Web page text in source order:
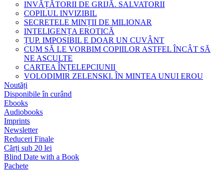
INVĂȚĂTORII DE GRIJĂ. SALVATORII
COPILUL INVIZIBIL
SECRETELE MINȚII DE MILIONAR
INTELIGENȚA EROTICĂ
ȚUP. IMPOSIBIL E DOAR UN CUVÂNT
CUM SĂ LE VORBIM COPIILOR ASTFEL ÎNCÂT SĂ
NE ASCULTE
CARTEA ÎNȚELEPCIUNII
VOLODIMIR ZELENSKI. ÎN MINTEA UNUI EROU
Noutăți
Disponibile în curând
Ebooks
Audiobooks
Imprints
Newsletter
Reduceri Finale
Cărți sub 20 lei
Blind Date with a Book
Pachete